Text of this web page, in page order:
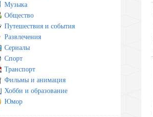
Музыка
Общество
Путешествия и события
Развлечения
Сериалы
Спорт
Транспорт
Фильмы и анимация
Хобби и образование
Юмор